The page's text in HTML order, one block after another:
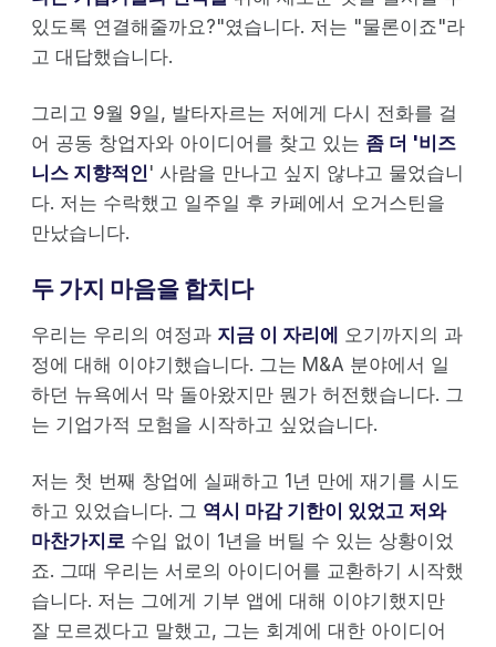
있도록 연결해줄까요?"였습니다. 저는 "물론이죠"라
고 대답했습니다.
그리고 9월 9일, 발타자르는 저에게 다시 전화를 걸
어 공동 창업자와 아이디어를 찾고 있는 좀 더 '비즈
니스 지향적인 ' 사람을 만나고 싶지 않냐고 물었습니
다. 저는 수락했고 일주일 후 카페에서 오거스틴을
만났습니다.
두 가지 마음을 합치다
우리는 우리의 여정과 지금 이 자리에 오기까지의 과
정에 대해 이야기했습니다. 그는 M&A 분야에서 일
하던 뉴욕에서 막 돌아왔지만 뭔가 허전했습니다. 그
는 기업가적 모험을 시작하고 싶었습니다.
저는 첫 번째 창업에 실패하고 1년 만에 재기를 시도
하고 있었습니다. 그 역시 마감 기한이 있었고 저와
마찬가지로 수입 없이 1년을 버틸 수 있는 상황이었
죠. 그때 우리는 서로의 아이디어를 교환하기 시작했
습니다. 저는 그에게 기부 앱에 대해 이야기했지만
잘 모르겠다고 말했고, 그는 회계에 대한 아이디어